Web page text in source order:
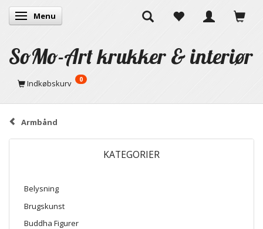
Skifte navigation
Menu
SoMo-Art krukker & interiør
Indkøbskurv 0
Armbånd
KATEGORIER
Belysning
Brugskunst
Buddha Figurer